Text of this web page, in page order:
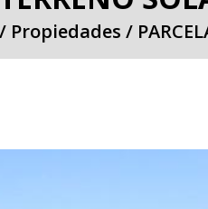
/ Propiedades /